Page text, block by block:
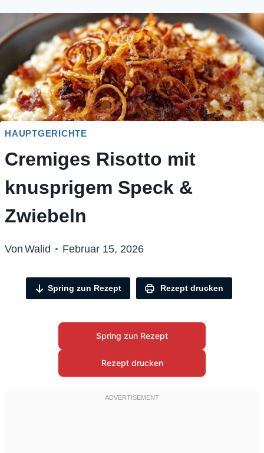
HAUPTGERICHTE
Cremiges Risotto mit
knusprigem Speck &
Zwiebeln
Von Walid Februar 15, 2026
Spring zun Rezept Rezept drucken
Spring zun Rezept
Rezept drucken